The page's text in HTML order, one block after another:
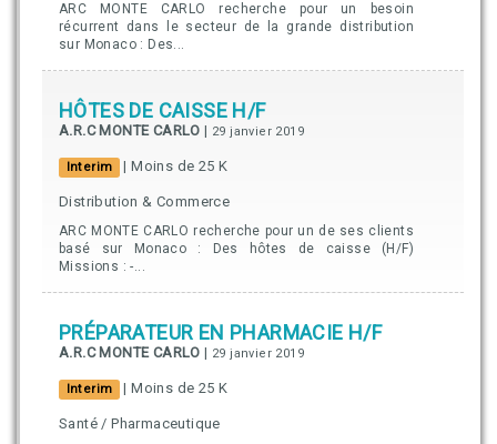
ARC MONTE CARLO recherche pour un besoin
récurrent dans le secteur de la grande distribution
sur Monaco : Des...
HÔTES DE CAISSE H/F
A.R.C MONTE CARLO | 29 janvier 2019
Interim | Moins de 25 K
Distribution & Commerce
ARC MONTE CARLO recherche pour un de ses clients
basé sur Monaco : Des hôtes de caisse (H/F)
Missions : -...
PRÉPARATEUR EN PHARMACIE H/F
A.R.C MONTE CARLO | 29 janvier 2019
Interim | Moins de 25 K
Santé / Pharmaceutique